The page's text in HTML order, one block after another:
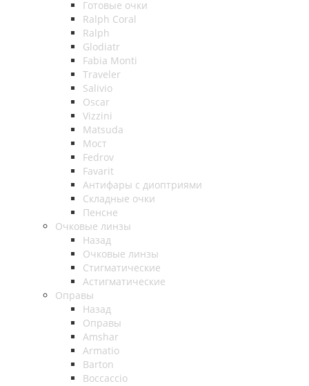
Готовые очки
Ralph Coral
Ralph
Glodiatr
Fabia Monti
Traveler
Salivio
Oscar
Vizzini
Matsuda
Мост
Fedrov
Favarit
Антифары с диоптриями
Складные очки
Пенсне
Очковые линзы
Назад
Очковые линзы
Стигматические
Астигматические
Оправы
Назад
Оправы
Amshar
Armatio
Barton
Boccaccio